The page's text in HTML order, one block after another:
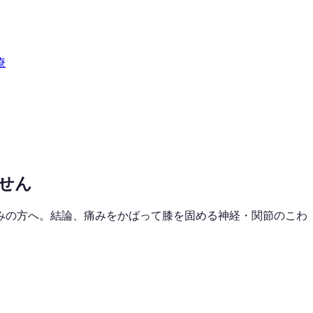
ん
方へ。結論、痛みをかばって膝を固める神経・関節のこわ